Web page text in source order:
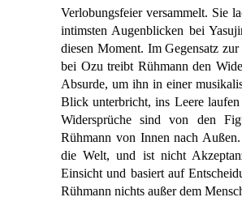
Verlobungsfeier versammelt. Sie
intimsten Augenblicken bei
diesen Moment. Im Gegensatz
bei Ozu treibt Rühmann den
Absurde, um ihn in einer
Blick unterbricht, ins Leere
Widersprüche sind von den
Rühmann von Innen nach
die Welt, und ist nicht
Einsicht und basiert auf
Rühmann nichts außer dem